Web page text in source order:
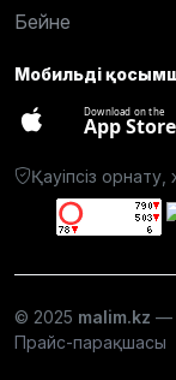
Бейне
Мобильді
Download on the
App Store
Қауіпсіз
© 2025 malim.kz —
Прайс-парақшасы